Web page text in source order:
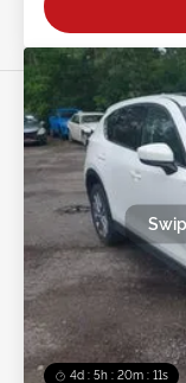
4d : 5h : 20m : 08s